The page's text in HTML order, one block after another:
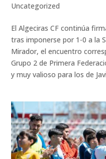
Uncategorized
El Algeciras CF continúa
tras imponerse por 1-0 a la
Mirador, el encuentro
Grupo 2 de Primera
y muy valioso para los de